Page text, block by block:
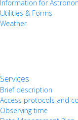
Information for
Utilities & Forms
Weather
Services
Brief description
Access protocols and
Observing time